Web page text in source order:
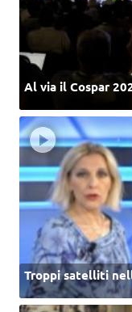
Al via il Cospar
Troppi satelliti